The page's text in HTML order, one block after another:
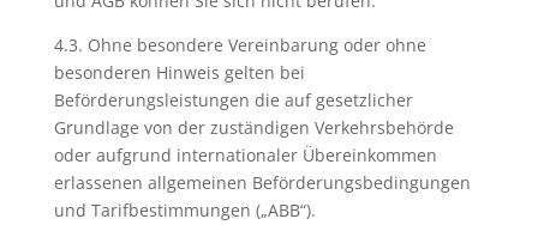
4.3. Ohne besondere Vereinbarung oder ohne
besonderen Hinweis gelten bei
Beförderungsleistungen die auf gesetzlicher
Grundlage von der zuständigen Verkehrsbehörde
oder aufgrund internationaler Übereinkommen
erlassenen allgemeinen Beförderungsbedingungen
und Tarifbestimmungen („ABB“).